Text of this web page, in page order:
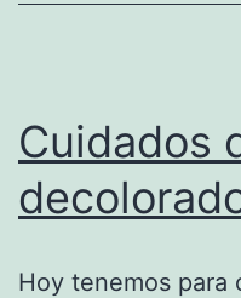
Cuidados
Hoy tenemos para